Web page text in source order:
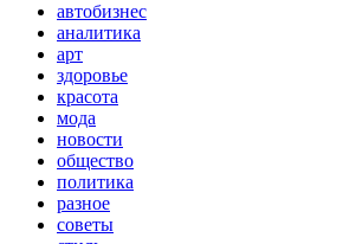
автобизнес
аналитика
арт
здоровье
красота
мода
новости
общество
политика
разное
советы